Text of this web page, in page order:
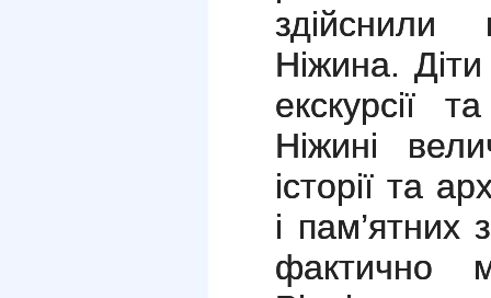
здійснили
Ніжина.
екскурсії
Ніжині
історії та
і пам’ятних
фактично